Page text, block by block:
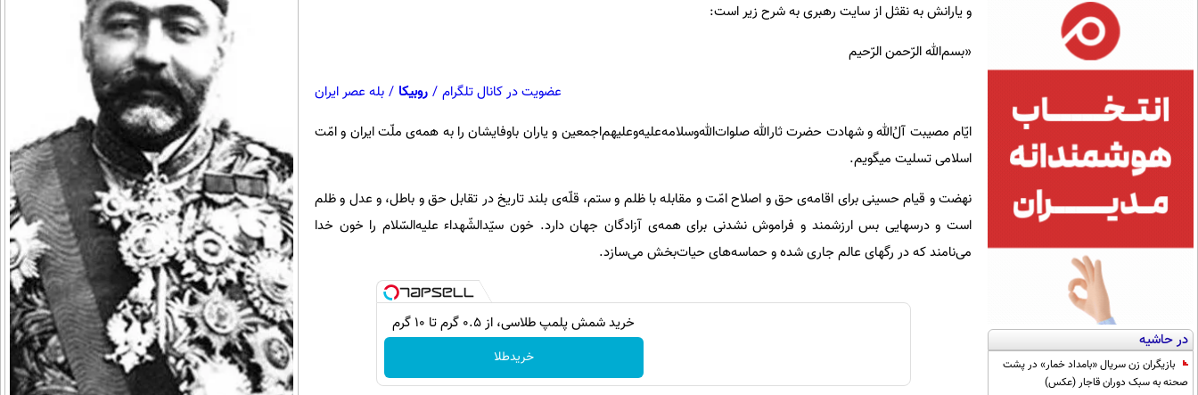
در حاشیه
بازیگران زن سریال «بامداد خمار» در پشت
صحنه به سبک دوران قاجار (عکس)
و یارانش به نقثل از سایت رهبری به شرح زیر است:
«بسم‌الله الرّحمن الرّحیم
عضویت در کانال تلگرام / روبیکا / بله عصر ایران
ایّام مصیبت آلُ‌الله و شهادت حضرت ثارالله صلوات‌الله‌وسلامه‌علیه‌وعلیهم‌اجمعین و یاران باوفایشان را به همه‌ی ملّت ایران و امّت
اسلامی تسلیت میگویم.
نهضت و قیام حسینی برای اقامه‌ی حق و اصلاح امّت و مقابله با ظلم و ستم، قلّه‌ی بلند تاریخ در تقابل حق و باطل، و عدل و ظلم
است و درسهایی بس ارزشمند و فراموش نشدنی برای همه‌ی آزادگان جهان دارد. خون سیّدالشّهداء علیه‌السّلام را خون خدا
می‌نامند که در رگهای عالم جاری شده و حماسه‌های حیات‌بخش می‌سازد.
خرید شمش پلمپ طلاسی، از ۰.۵ گرم تا ۱۰ گرم
خریدطلا